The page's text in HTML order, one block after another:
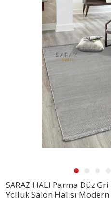
SARAZ HALI Parma Düz
Yolluk Salon Halısı